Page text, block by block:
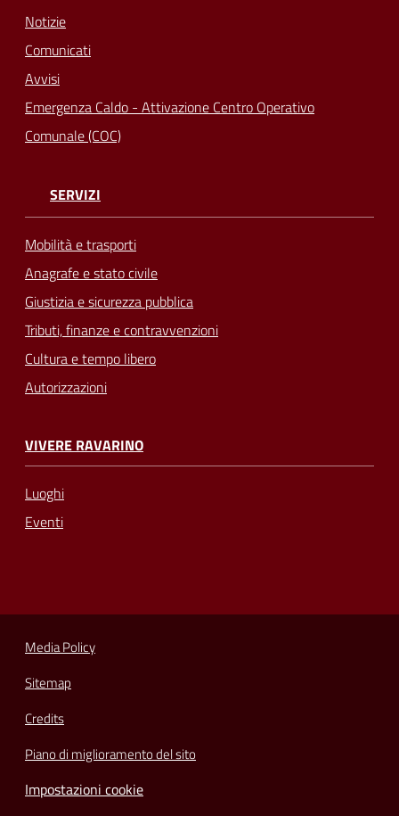
Notizie
Comunicati
Avvisi
Emergenza Caldo - Attivazione Centro Operativo
Comunale (COC)
SERVIZI
Mobilità e trasporti
Anagrafe e stato civile
Giustizia e sicurezza pubblica
Tributi, finanze e contravvenzioni
Cultura e tempo libero
Autorizzazioni
VIVERE RAVARINO
Luoghi
Eventi
Media Policy
Sitemap
Credits
Piano di miglioramento del sito
Impostazioni cookie